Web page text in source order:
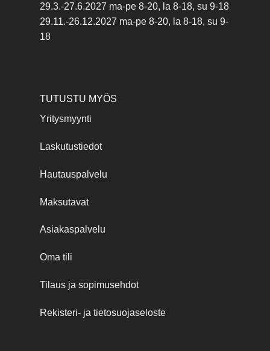
29.3.-27.6.2027 ma-pe 8-20, la 8-18, su 9-18
29.11.-26.12.2027 ma-pe 8-20, la 8-18, su 9-
18
TUTUSTU MYÖS
Yritysmyynti
Laskutustiedot
Hautauspalvelu
Maksutavat
Asiakaspalvelu
Oma tili
Tilaus ja sopimusehdot
Rekisteri- ja tietosuojaseloste